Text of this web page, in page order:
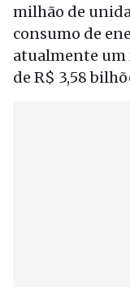
milhão de
consumo de
atualmente
de R$ 3,58